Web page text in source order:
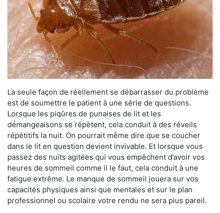
La seule façon de réellement se débarrasser du problème
est de soumettre le patient à une série de questions.
Lorsque les piqûres de punaises de lit et les
démangeaisons se répètent, cela conduit à des réveils
répétitifs la nuit. On pourrait même dire que se coucher
dans le lit en question devient invivable. Et lorsque vous
passez des nuits agitées qui vous empêchent d’avoir vos
heures de sommeil comme il le faut, cela conduit à une
fatigue extrême. Le manque de sommeil jouera sur vos
capacités physiques ainsi que mentales et sur le plan
professionnel ou scolaire votre rendu ne sera plus pareil.